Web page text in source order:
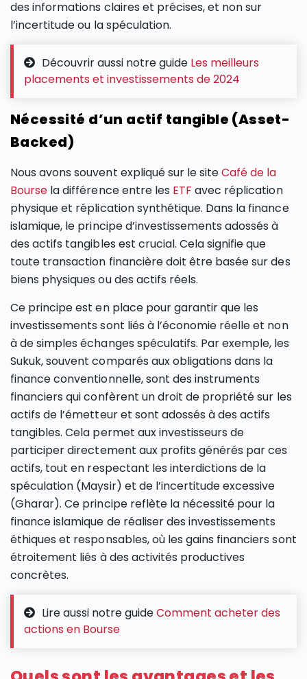
des informations claires et précises, et non sur
l’incertitude ou la spéculation.
Découvrir aussi notre guide Les meilleurs
placements et investissements de 2024
Nécessité d’un actif tangible (Asset-
Backed)
Nous avons souvent expliqué sur le siteCafé de la
Bourse la différence entre les ETF avec réplication
physique et réplication synthétique. Dans la finance
islamique, le principe d’investissements adossés à
des actifs tangibles est crucial. Cela signifie que
toute transaction financière doit être basée sur des
biens physiques ou des actifs réels.
Ce principe est en place pour garantir que les
investissements sont liés à l’économie réelle et non
à de simples échanges spéculatifs. Par exemple, les
Sukuk, souvent comparés aux obligations dans la
finance conventionnelle, sont des instruments
financiers qui confèrent un droit de propriété sur les
actifs de l’émetteur et sont adossés à des actifs
tangibles. Cela permet aux investisseurs de
participer directement aux profits générés par ces
actifs, tout en respectant les interdictions de la
spéculation (Maysir) et de l’incertitude excessive
(Gharar). Ce principe reflète la nécessité pour la
finance islamique de réaliser des investissements
éthiques et responsables, où les gains financiers sont
étroitement liés à des activités productives
concrètes.
Lire aussi notre guideComment acheter des
actions en Bourse